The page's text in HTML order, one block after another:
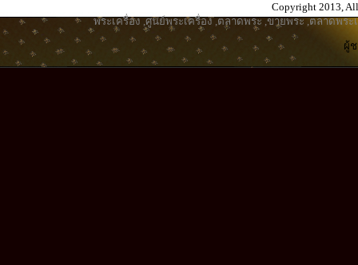
Copyright 2013,
พระเครื่อง ,ศูนย์พระเครื่อง,ตลาดพระ ,ขายพระ ,ตลาดพระ
ผู้